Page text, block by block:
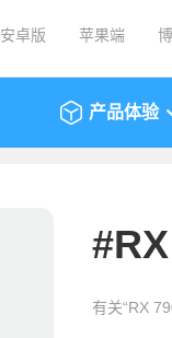
安卓版 苹果端
产品体验
#
有关“RX